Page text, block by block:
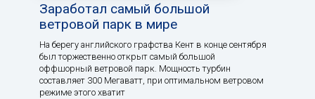
Заработал самый большой
ветровой парк в мире
На берегу английского графства Кент в конце сентября
был торжественно открыт самый большой
оффшорный ветровой парк. Мощность турбин
составляет 300 Мегаватт, при оптимальном ветровом
режиме этого хватит